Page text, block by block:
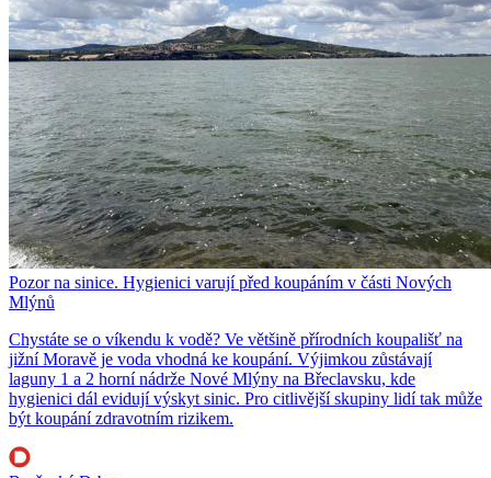
Pozor na sinice. Hygienici varují před koupáním v části Nových
Mlýnů
Chystáte se o víkendu k vodě? Ve většině přírodních koupališť na
jižní Moravě je voda vhodná ke koupání. Výjimkou zůstávají
laguny 1 a 2 horní nádrže Nové Mlýny na Břeclavsku, kde
hygienici dál evidují výskyt sinic. Pro citlivější skupiny lidí tak může
být koupání zdravotním rizikem.